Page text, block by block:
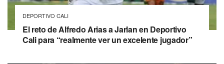
DEPORTIVO CALI
El reto de Alfredo Arias a Jarlan en Deportivo
Cali para “realmente ver un excelente jugador”